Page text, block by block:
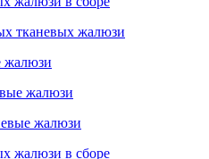
тканевых жалюзи
жалюзи
жалюзи
жалюзи
жалюзи в сборе